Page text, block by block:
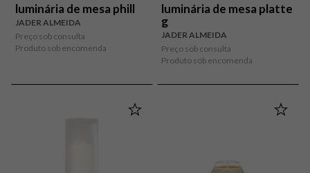
luminária de mesa phill
JADER ALMEIDA
Preço sob consulta
Produto sob encomenda
luminária de mesa platte
g
JADER ALMEIDA
Preço sob consulta
Produto sob encomenda